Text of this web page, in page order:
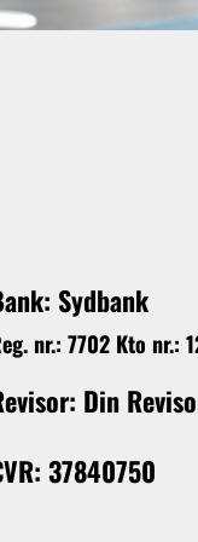
Sydbank
nr.: 7702 Kto nr.:
Din
37840750